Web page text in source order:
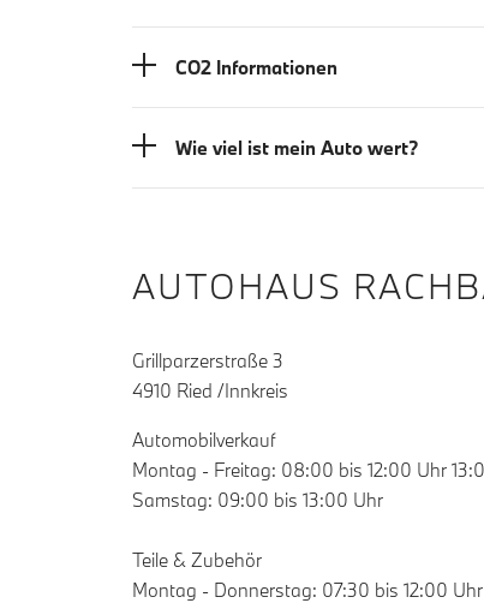
CO2 Informationen
Wie viel ist mein Auto wert?
AUTOHAUS
Grillparzerstraße 3
4910 Ried /Innkreis
Automobilverkauf
Montag - Freitag: 08:00 bis 12:00 Uhr
Samstag: 09:00 bis 13:00 Uhr
Teile & Zubehör
Montag - Donnerstag: 07:30 bis 12:00